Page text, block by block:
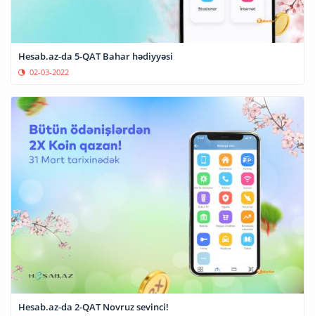
Hesab.az-da 5-QAT Bahar hədiyyəsi
02-03-2022
Hesab.az-da 2-QAT Novruz sevinci!